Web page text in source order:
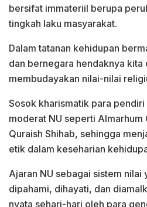
bersifat immateriil berupa
tingkah laku masyarakat.
Dalam tatanan kehidupan
dan bernegara hendaknya kita
membudayakan nilai-nilai
Sosok kharismatik para
moderat NU seperti Almarhum
Quraish Shihab, sehingga
etik dalam keseharian
Ajaran NU sebagai sistem nilai
dipahami, dihayati, dan
nyata sehari-hari oleh para